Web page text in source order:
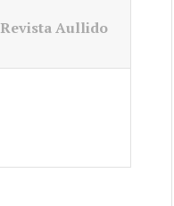
Revista Aullido